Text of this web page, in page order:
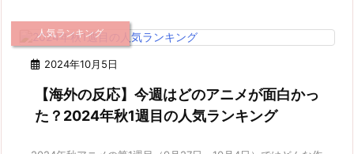
2024年10月5日
人気ランキング
【海外の反応】今週はどのアニメが面白かっ
た？2024年秋1週目の人気ランキング